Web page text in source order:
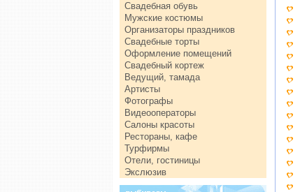
Свадебная обувь
Мужские костюмы
Организаторы праздников
Свадебные торты
Оформление помещений
Свадебный кортеж
Ведущий, тамада
Артисты
Фотографы
Видеооператоры
Салоны красоты
Рестораны, кафе
Турфирмы
Отели, гостиницы
Экслюзив